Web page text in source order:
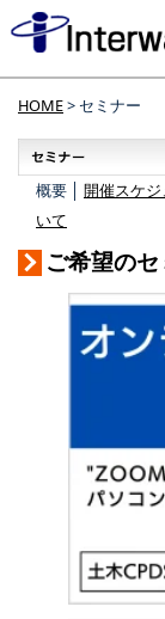
HOME> セミナー
概要 │ 開催スケ
いて
ご希望の